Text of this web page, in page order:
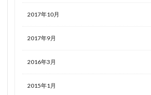
2017年10月
2017年9月
2016年3月
2015年1月